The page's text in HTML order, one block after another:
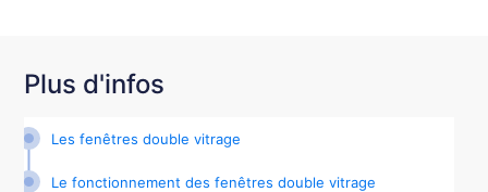
Plus d'infos
Les fenêtres double vitrage
Le fonctionnement des fenêtres double vitrage